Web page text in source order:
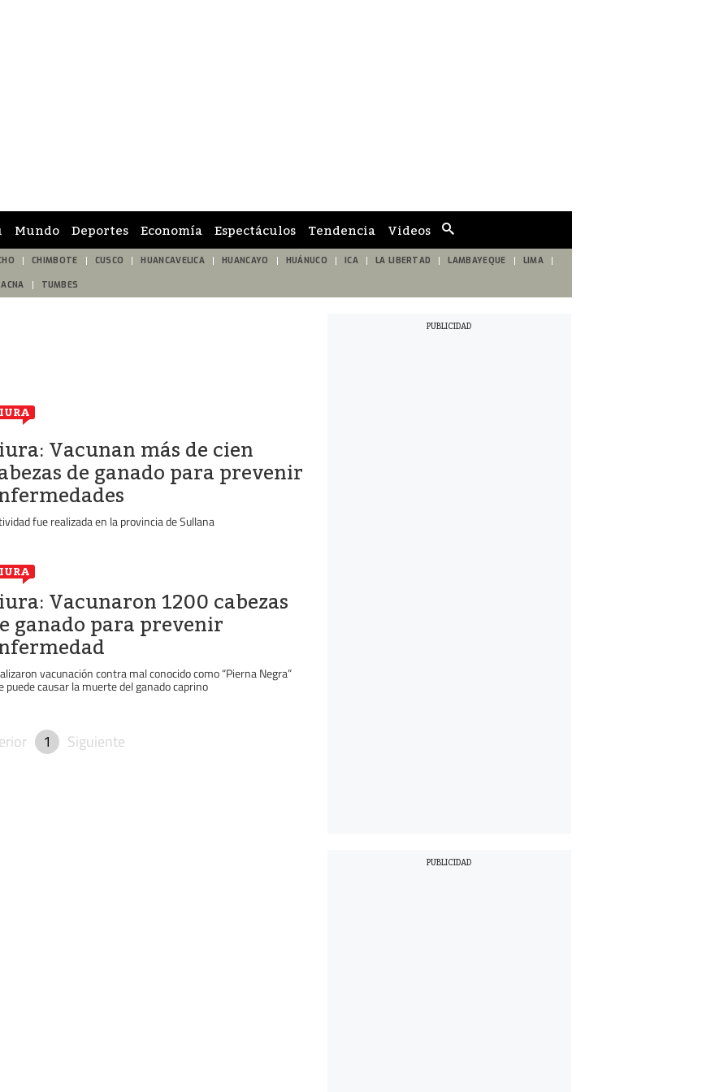
de
búsqueda
Mundo Deportes Economía Espectáculos Tendencia Videos
CHIMBOTE CUSCO HUANCAVELICA HUANCAYO HUÁNUCO ICA LA LIBERTAD LAMBAYEQUE LIMA
TUMBES
Vacunan más de cien
de ganado para prevenir
fue realizada en la provincia de Sullana
Vacunaron 1200 cabezas
ganado para prevenir
vacunación contra mal conocido como “Pierna Negra”
puede causar la muerte del ganado caprino
1 Siguiente